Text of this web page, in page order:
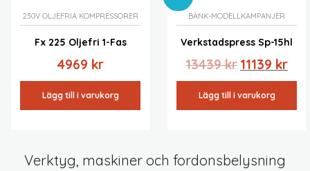
230V OLJEFRIA KOMPRESSORER
Fx 225 Oljefri 1-Fas
4969 kr
Lägg till i varukorg
BÄNK-MODELLKAMPANJER
Verkstadspress Sp-15hl
13439kr Det
ursprungliga
priset
var:
11139 krDet
är:
Lägg till i varukorg
Verktyg, maskiner och fordonsbelysning